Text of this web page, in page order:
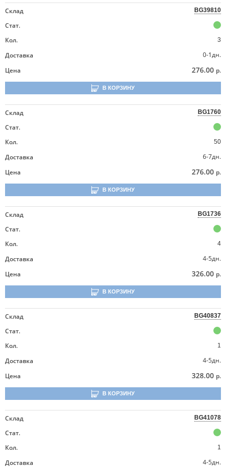
Склад BG39810
Стат.
Кол.
3
Доставка
0-1дн.
Цена
276.00 р.
В КОРЗИНУ
Склад BG1760
Стат.
Кол.
50
Доставка
6-7дн.
Цена
276.00 р.
В КОРЗИНУ
Склад BG1736
Стат.
Кол.
4
Доставка
4-5дн.
Цена
326.00 р.
В КОРЗИНУ
Склад BG40837
Стат.
Кол.
1
Доставка
4-5дн.
Цена
328.00 р.
В КОРЗИНУ
Склад BG41078
Стат.
Кол.
1
Доставка
4-5дн.